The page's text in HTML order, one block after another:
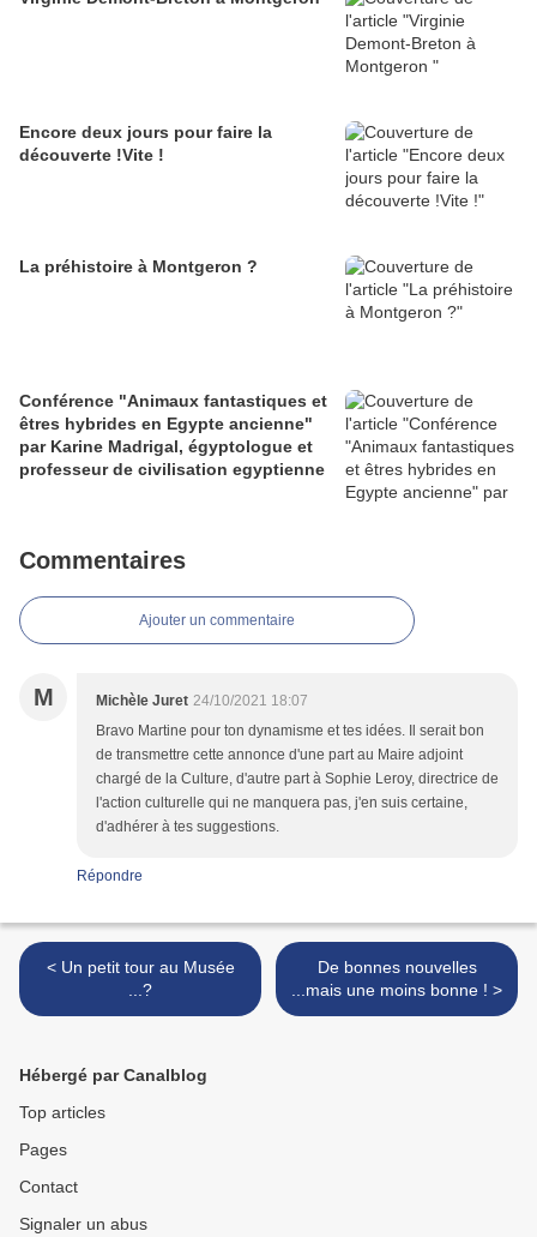
Encore deux jours pour faire la
découverte !Vite !
La préhistoire à Montgeron ?
Conférence "Animaux fantastiques et
êtres hybrides en Egypte ancienne"
par Karine Madrigal, égyptologue et
professeur de civilisation egyptienne
Commentaires
Ajouter un commentaire
M Michèle Juret 24/10/2021 18:07
Bravo Martine pour ton dynamisme et tes idées. Il serait bon
de transmettre cette annonce d'une part au Maire adjoint
chargé de la Culture, d'autre part à Sophie Leroy, directrice de
l'action culturelle qui ne manquera pas, j'en suis certaine,
d'adhérer à tes suggestions.
Répondre
< Un petit tour au Musée
...?
De bonnes nouvelles
...mais une moins bonne ! >
Hébergé par Canalblog
Top articles
Pages
Contact
Signaler un abus